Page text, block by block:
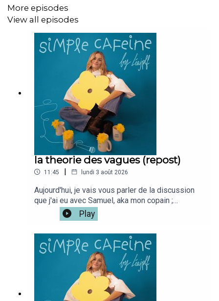
J'ai hate de te lire!
Bienveillance,
More episodes
View all episodes
la theorie des vagues (repost)
11:45 | lundi 3 août 2026
Aujourd'hui, je vais vous parler de la discussion
que j'ai eu avec Samuel, aka mon copain ;
"Emotions are like a wave".Depuis, j'ai
l'impression de mieux me comprendre, et de
il FALLAIT que je vous partage tout ca.Mon café
: @simplecafeine Mon compte perso @leajplf ?
J'ai hate de te lire!Bienveillance,S&S,Léa ✨🫶🏻
Play